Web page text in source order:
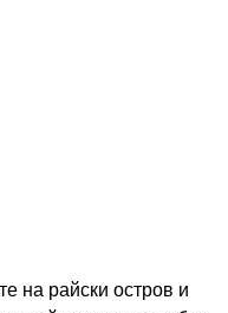
на райски остров и